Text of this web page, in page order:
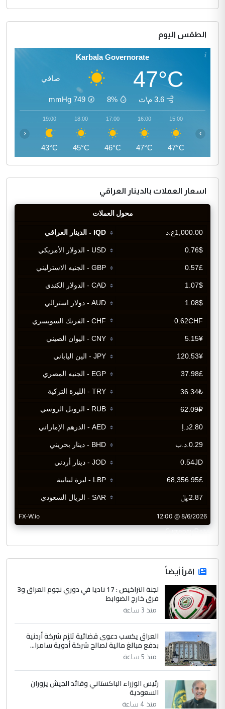
الطقس اليوم
Karbala Governorate
47°C صافي
3.6 م\ث 8%
749
mmHg
15:00
47°C
16:00
47°C
17:00
46°C
18:00
45°C
19:00
43°C
‹ ›
اسعار العملات بالدينار العراقي
CurrencyRate
اقرأ أيضاً
لجنة التراخيص : 17 ناديا في دوري نجوم العراق و3
فرق خارج الضوابط
منذ 3 ساعة
العراق يكسب دعوى قضائية تلزم شركة أردنية
بدفع مبالغ مالية لصالح شركة أدوية سامرا...
منذ 5 ساعة
رئيس الوزراء الباكستاني وقائد الجيش يزوران
السعودية
منذ 4 ساعة